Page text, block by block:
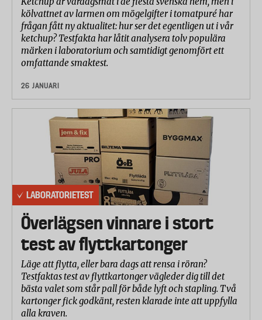
kölvattnet av larmen om mögelgifter i tomatpuré har
frågan fått ny aktualitet: hur ser det egentligen ut i vår
ketchup? Testfakta har låtit analysera tolv populära
märken i laboratorium och samtidigt genomfört ett
omfattande smaktest.
26 JANUARI
LABORATORIETEST
Överlägsen vinnare i stort
test av flyttkartonger
Läge att flytta, eller bara dags att rensa i röran?
Testfaktas test av flyttkartonger vägleder dig till det
bästa valet som står pall för både lyft och stapling. Två
kartonger fick godkänt, resten klarade inte att uppfylla
alla kraven.